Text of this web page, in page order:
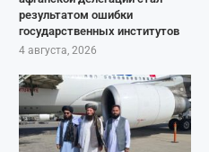
результатом ошибки
государственных институтов
4 августа, 2026